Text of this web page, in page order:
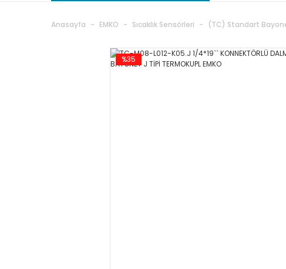
Anasayfa EMKO Sıcaklık Sensörleri (TC) Standart
%35